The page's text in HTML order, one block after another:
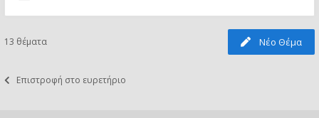
Νέο Θέμα
13 θέματα
Επιστροφή στο ευρετήριο